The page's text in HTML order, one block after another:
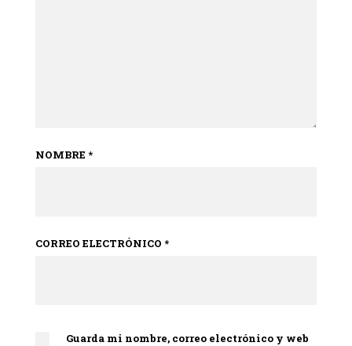
NOMBRE *
CORREO ELECTRÓNICO *
Guarda mi nombre, correo electrónico y web